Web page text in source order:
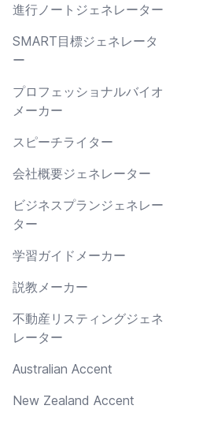
進行ノートジェネレーター
SMART目標ジェネレータ
ー
プロフェッショナルバイオ
メーカー
スピーチライター
会社概要ジェネレーター
ビジネスプランジェネレー
ター
学習ガイドメーカー
説教メーカー
不動産リスティングジェネ
レーター
Australian Accent
New Zealand Accent